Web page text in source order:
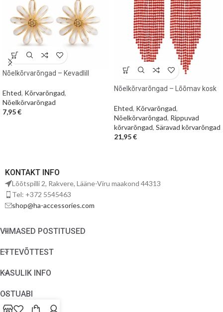
Nõelkõrvarõngad – Kevadlill
Ehted, Kõrvarõngad,
Nõelkõrvarõngad
7,95€
Nõelkõrvarõngad – Lõõmav kosk
Ehted, Kõrvarõngad,
Nõelkõrvarõngad, Rippuvad
kõrvarõngad, Säravad kõrvarõngad
21,95€
KONTAKT INFO
Lõõtspilli 2, Rakvere, Lääne-Viru maakond 44313
Tel: +372 5545463
shop@ha-accessories.com
VIIMASED POSTITUSED
ETTEVÕTTEST
KASULIK INFO
OSTUABI